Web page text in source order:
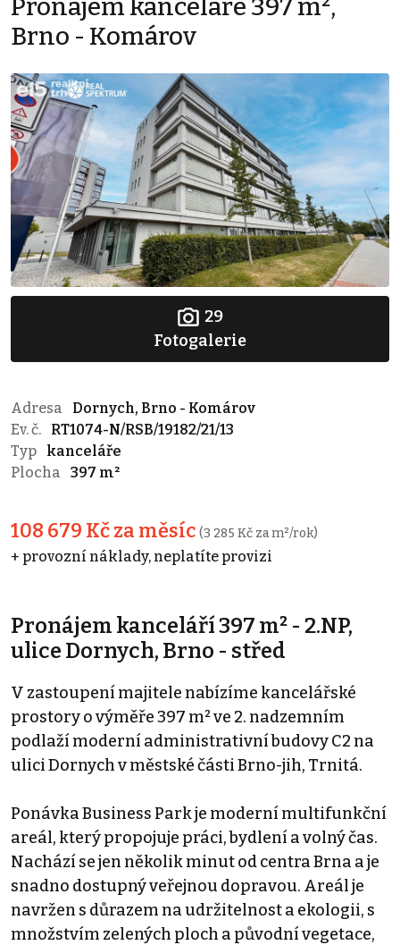
Pronájem kanceláře 397 m²,
Brno - Komárov
29
Fotogalerie
Adresa
Dornych, Brno - Komárov
Ev. č.
RT1074-N/RSB/19182/21/13
Typ
kanceláře
Plocha
397 m²
108 679 Kč za měsíc (3 285 Kč za m²/rok)
+ provozní náklady, neplatíte provizi
Pronájem kanceláří 397 m² - 2.NP,
ulice Dornych, Brno - střed
V zastoupení majitele nabízíme kancelářské
prostory o výměře 397 m² ve 2. nadzemním
podlaží moderní administrativní budovy C2 na
ulici Dornych v městské části Brno-jih, Trnitá.
Ponávka Business Park je moderní multifunkční
areál, který propojuje práci, bydlení a volný čas.
Nachází se jen několik minut od centra Brna a je
snadno dostupný veřejnou dopravou. Areál je
navržen s důrazem na udržitelnost a ekologii, s
množstvím zelených ploch a původní vegetace,